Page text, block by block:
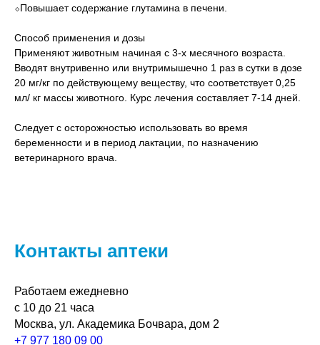
⬦Повышает содержание глутамина в печени.
Способ применения и дозы
Применяют животным начиная с 3-х месячного возраста.
Вводят внутривенно или внутримышечно 1 раз в сутки в дозе
20 мг/кг по действующему веществу, что соответствует 0,25
мл/ кг массы животного. Курс лечения составляет 7-14 дней.
Следует с осторожностью использовать во время
беременности и в период лактации, по назначению
ветеринарного врача.
Контакты аптеки
Работаем ежедневно
с 10 до 21 часа
Москва, ул. Академика Бочвара, дом 2
+7 977 180 09 00